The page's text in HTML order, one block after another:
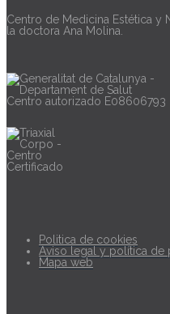
Centro de Medicina Estética y
la doctora Ana Molina.
Centro autorizado E08606793
Politica de cookies
Aviso legal y política de
Mapa web